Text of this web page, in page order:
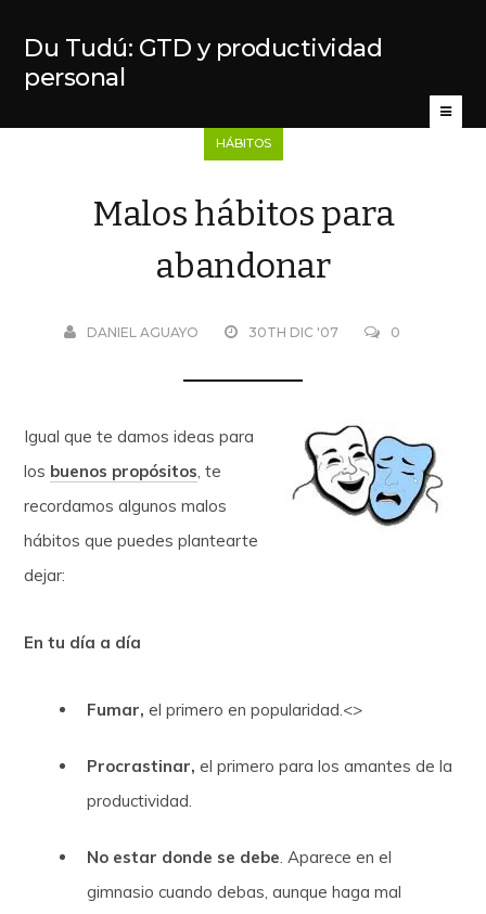
Du Tudú: GTD y productividad
personal
HÁBITOS
Malos hábitos para
abandonar
DANIEL AGUAYO 30TH DIC '07 0
Igual que te damos ideas para
los buenos propósitos, te
recordamos algunos malos
hábitos que puedes plantearte
dejar:
En tu día a día
Fumar, el primero en popularidad.<>
Procrastinar, el primero para los amantes de la
productividad.
No estar donde se debe. Aparece en el
gimnasio cuando debas, aunque haga mal